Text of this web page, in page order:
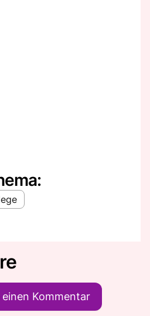
Kommentar